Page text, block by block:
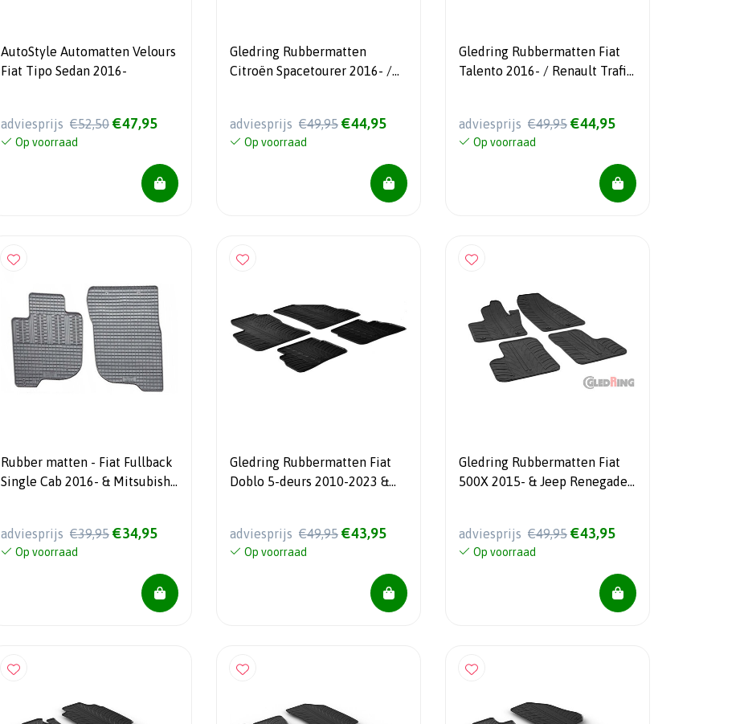
AutoStyle Automatten Velours
Fiat Tipo Sedan 2016-
adviesprijs €52,50 €47,95
Op voorraad
Gledring Rubbermatten
Citroën Spacetourer 2016- /
2016- / Toyota Proace Verso
2016- (2de zitrij) (G profiel 2-
adviesprijs €49,95 €44,95
Op voorraad
Gledring Rubbermatten Fiat
Talento 2016- / Renault Trafic
2016- (Bus) (3de zitrij) (G
profiel 2-delig +
adviesprijs €49,95 €44,95
Op voorraad
Rubber matten - Fiat Fullback
Single Cab 2016- & Mitsubishi
adviesprijs €39,95 €34,95
Op voorraad
Gledring Rubbermatten Fiat
Doblo 5-deurs 2010-2023 &
delig + montageclips)
adviesprijs €49,95 €43,95
Op voorraad
Gledring Rubbermatten Fiat
500X 2015- & Jeep Renegade
adviesprijs €49,95 €43,95
Op voorraad